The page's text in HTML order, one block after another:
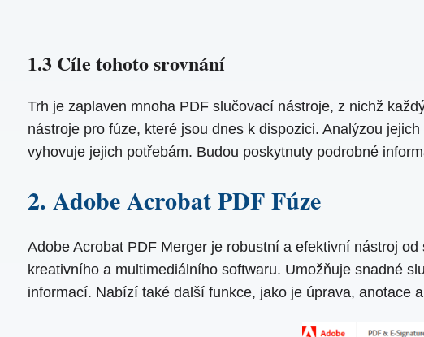
1.3 Cíle tohoto srovnání
Trh je zaplaven mnoha PDF slučovací nástroje, z nichž
nástroje pro fúze, které jsou dnes k dispozici. Analýzou
vyhovuje jejich potřebám. Budou poskytnuty podrobné
2. Adobe Acrobat PDF Fúze
Adobe Acrobat PDF Merger je robustní a efektivní nástroj
kreativního a multimediálního softwaru. Umožňuje snadné
informací. Nabízí také další funkce, jako je úprava, anotace